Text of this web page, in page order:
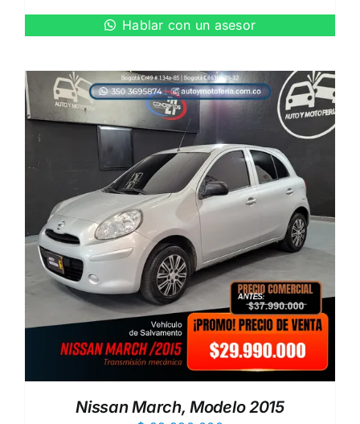
Hablar con un asesor
Nissan March, Modelo 2015